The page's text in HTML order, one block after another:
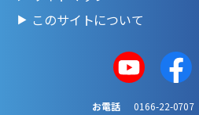
このサイトについて
お電話
0166-22-0707